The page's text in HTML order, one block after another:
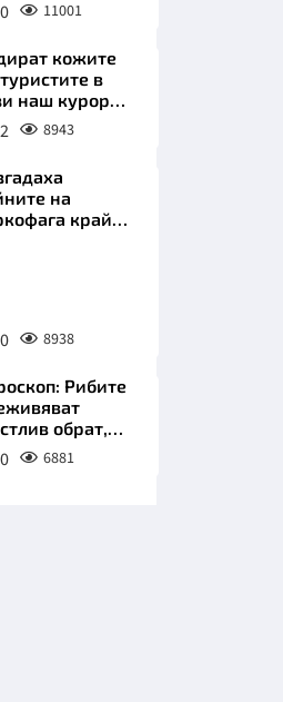
0 11001
кожите
в
наш курорт.
за обяд на
2 8943
на
край
0 8938
Рибите
обрат,
започва
промяна
0 6881